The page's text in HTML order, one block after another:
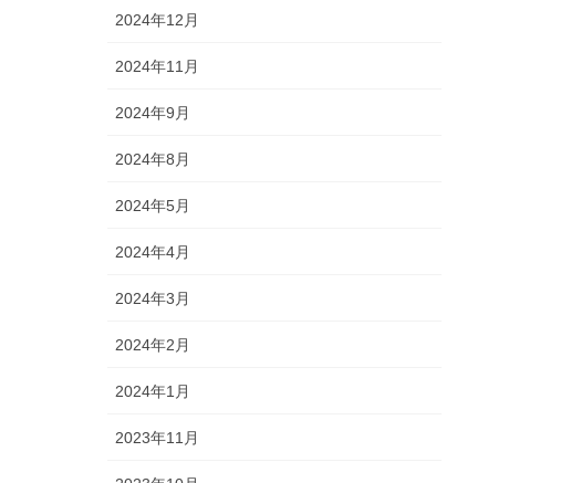
2024年12月
2024年11月
2024年9月
2024年8月
2024年5月
2024年4月
2024年3月
2024年2月
2024年1月
2023年11月